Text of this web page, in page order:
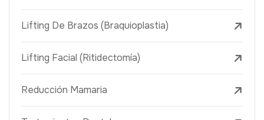
Lifting De Brazos (Braquioplastia)
Lifting Facial (Ritidectomía)
Reducción Mamaria